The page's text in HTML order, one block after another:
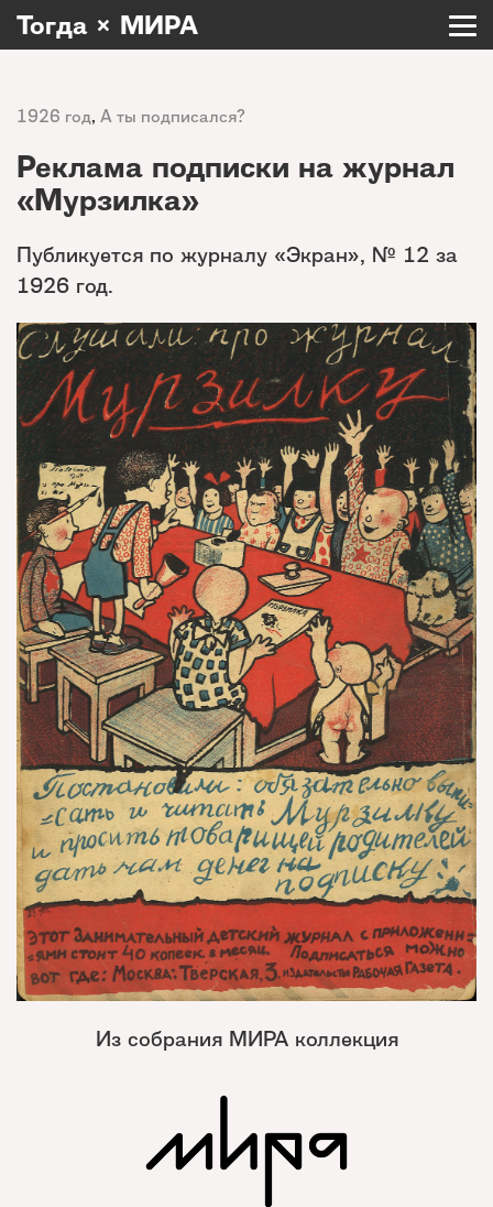
Тогда × МИРА
1926 год, А ты подписался?
Реклама подписки на журнал
«Мурзилка»
Публикуется по журналу «Экран», № 12 за
1926 год.
Из собрания МИРА коллекция